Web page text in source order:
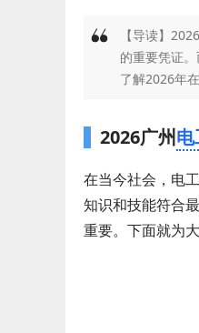
【导读】
的重要凭证
了解2026年
2026广州
在当今社会，电
知识和技能符合
重要。下面就为